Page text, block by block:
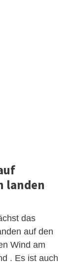
landen
das
auf den
Wind am
. Es ist auch